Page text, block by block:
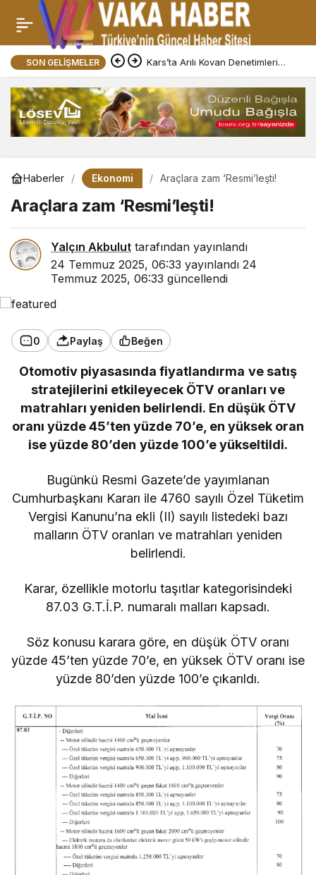
SON GELIŞMELER Kars’ta Arılı Kovan Denetimleri
Sürüyor
Haberler Ekonomi Araçlara zam ‘Resmi’leşti!
Araçlara zam ‘Resmi’leşti!
Yalçın Akbulut tarafından yayınlandı
24 Temmuz 2025, 06:33 yayınlandı 24
Temmuz 2025, 06:33 güncellendi
0 Paylaş Beğen
Otomotiv piyasasında fiyatlandırma ve satış
stratejilerini etkileyecek ÖTV oranları ve
matrahları yeniden belirlendi. En düşük ÖTV
oranı yüzde 45’ten yüzde 70’e, en yüksek oran
ise yüzde 80’den yüzde 100’e yükseltildi.
Bugünkü Resmi Gazete’de yayımlanan
Cumhurbaşkanı Kararı ile 4760 sayılı Özel Tüketim
Vergisi Kanunu’na ekli (II) sayılı listedeki bazı
malların ÖTV oranları ve matrahları yeniden
belirlendi.
Karar, özellikle motorlu taşıtlar kategorisindeki
87.03 G.T.İ.P. numaralı malları kapsadı.
Söz konusu karara göre, en düşük ÖTV oranı
yüzde 45’ten yüzde 70’e, en yüksek ÖTV oranı ise
yüzde 80’den yüzde 100’e çıkarıldı.